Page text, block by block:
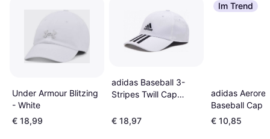
Under Armour Blitzing
- White
€ 18,99
adidas Baseball 3-
Stripes Twill Cap
White/Black/Black
€ 18,97
Im Trend
adidas
Baseball Cap -
Schwarz
€ 10,85